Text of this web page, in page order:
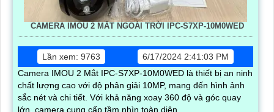
CAMERA IMOU 2 MẮT NGOÀI TRỜI IPC-S7XP-10M0WED
Lần xem: 9763
6/17/2024 2:41:03 PM
Camera IMOU 2 Mắt IPC-S7XP-10M0WED là thiết bị an ninh
chất lượng cao với độ phân giải 10MP, mang đến hình ảnh
sắc nét và chi tiết. Với khả năng xoay 360 độ và góc quay
lớn, camera cung cấp tầm nhìn toàn diện